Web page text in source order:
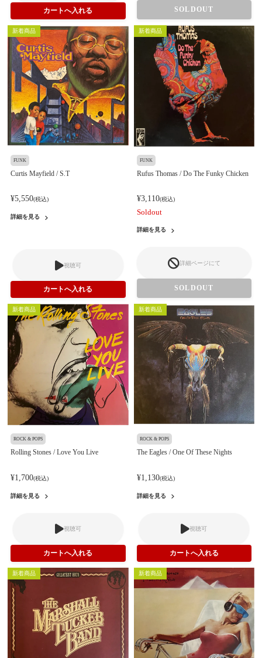
SOLDOUT
新着商品
FUNK
Curtis Mayfield / S.T
¥5,550(税込)
詳細を見る
視聴可
新着商品
FUNK
Rufus Thomas / Do The Funky Chicken
¥3,110(税込)
Soldout
詳細を見る
詳細ページにて
SOLDOUT
新着商品
ROCK & POPS
Rolling Stones / Love You Live
¥1,700(税込)
詳細を見る
視聴可
新着商品
ROCK & POPS
The Eagles / One Of These Nights
¥1,130(税込)
詳細を見る
視聴可
新着商品 新着商品